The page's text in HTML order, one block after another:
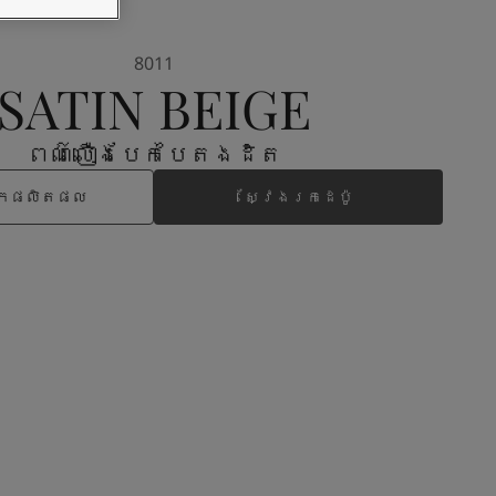
SATIN BEIGE
8011
ពណ៌លឿងបែកបៃតងដិត
ផលិតផល ស្វែងរកដេប៉ូ